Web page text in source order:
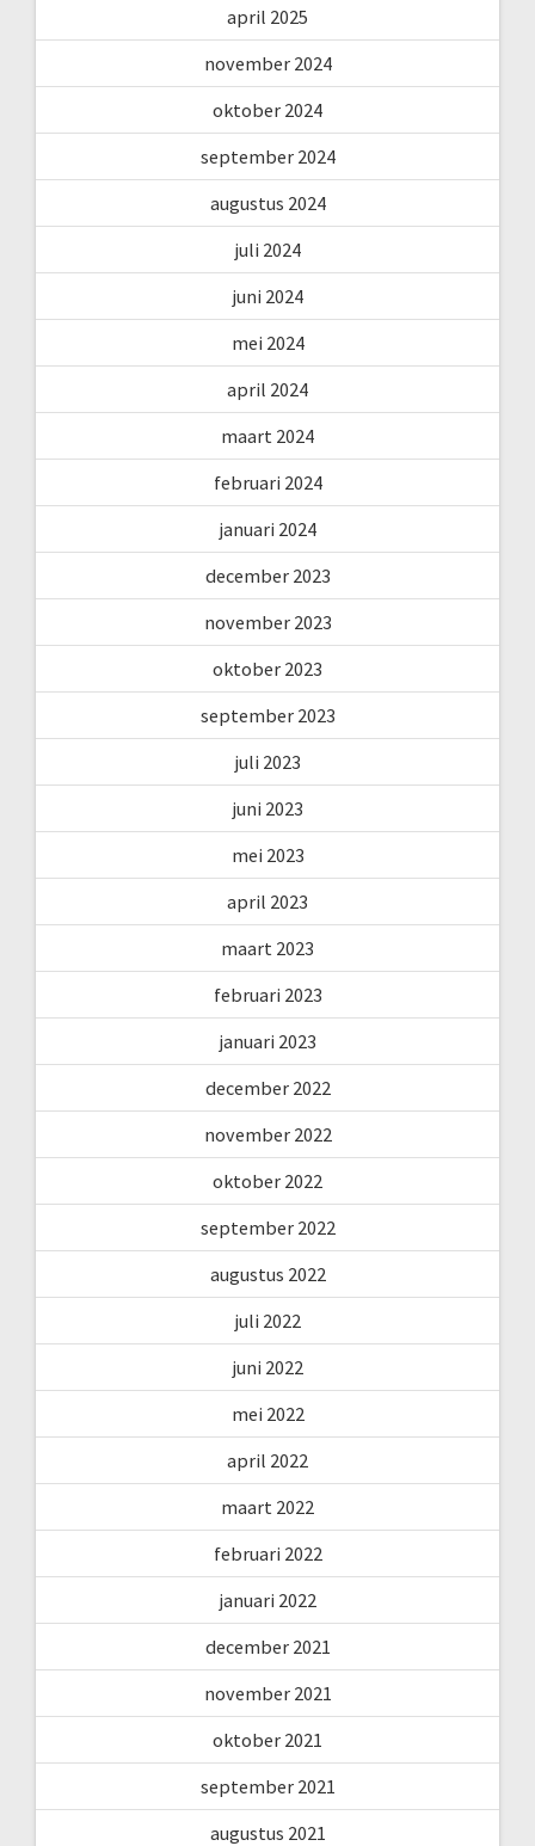
april 2025
november 2024
oktober 2024
september 2024
augustus 2024
juli 2024
juni 2024
mei 2024
april 2024
maart 2024
februari 2024
januari 2024
december 2023
november 2023
oktober 2023
september 2023
juli 2023
juni 2023
mei 2023
april 2023
maart 2023
februari 2023
januari 2023
december 2022
november 2022
oktober 2022
september 2022
augustus 2022
juli 2022
juni 2022
mei 2022
april 2022
maart 2022
februari 2022
januari 2022
december 2021
november 2021
oktober 2021
september 2021
augustus 2021